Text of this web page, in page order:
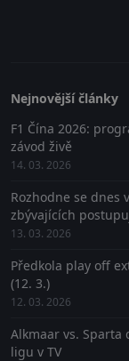
Nejnovější články
F1 Čína 2026:
závod živě
14. 03. 2026
Rozhodne se dnes
zbývajících
13. 03. 2026
Předkola play off
(12. 3.)
12. 03. 2026
Alkmaar vs. Sparta
ligu v TV